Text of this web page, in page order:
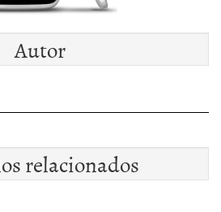
Autor
relacionados